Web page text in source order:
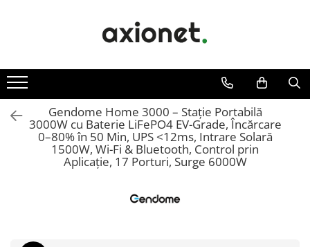
STATII DE INCARCARE (POLYFAZER)
Cabluri de incarcare
Statii portabile
Statii fixe
Statie Fast Charge DC
SISTEME FOTOVOLTAICE (XSOLAR)
Panouri solare
Bifaciale
Panouri solare portabile
Invertoare
Invertoare monofazate on-grid
Invertoare monofazate hybrid
Invertoare trifazate hybrid
Stocare energie
SOLUTII MONITORIZARE GPS (AXIFLEET)
Dispozitive monitorizare
Baterii&Acumulatori portabili
Panouri fotovoltaice portabile
Gendome Home 3000 – Stație Portabilă
3000W cu Baterie LiFePO4 EV-Grade, Încărcare
0–80% în 50 Min, UPS <12ms, Intrare Solară
1500W, Wi-Fi & Bluetooth, Control prin
Aplicație, 17 Porturi, Surge 6000W